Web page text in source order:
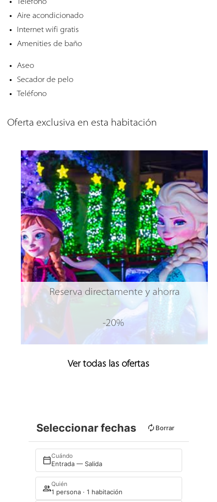
Teléfono
Aire acondicionado
Internet wifi gratis
Amenities de baño
Aseo
Secador de pelo
Teléfono
Oferta exclusiva en esta habitación
Reserva directamente y ahorra
-20%
Ver todas las ofertas
Seleccionar fechas Borrar
Cuándo
Entrada — Salida
Quién
1 persona · 1 habitación